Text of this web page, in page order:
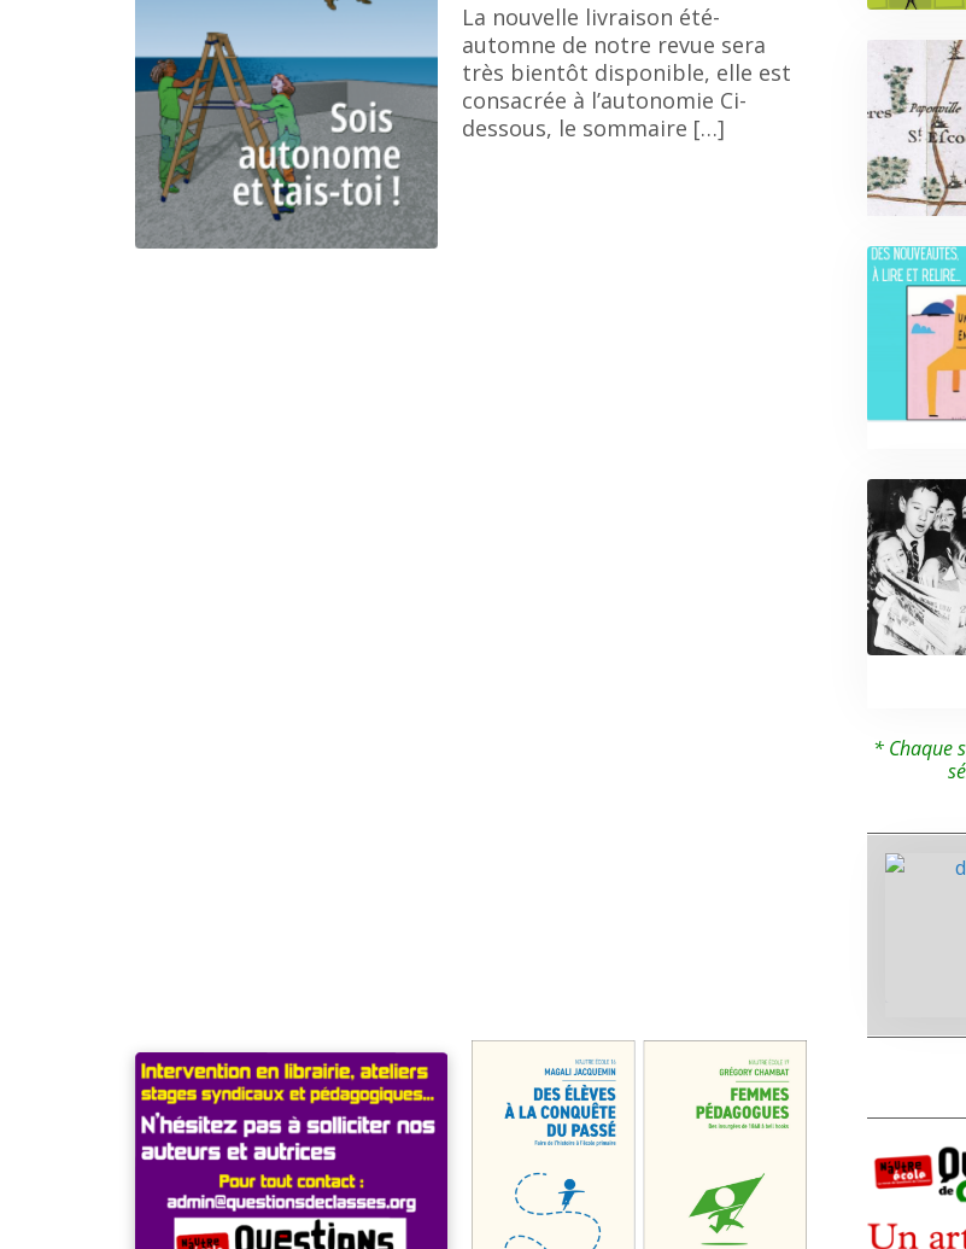
La nouvelle livraison été-
automne de notre revue sera
très bientôt disponible, elle est
consacrée à l’autonomie Ci-
dessous, le sommaire […]
* Chaque